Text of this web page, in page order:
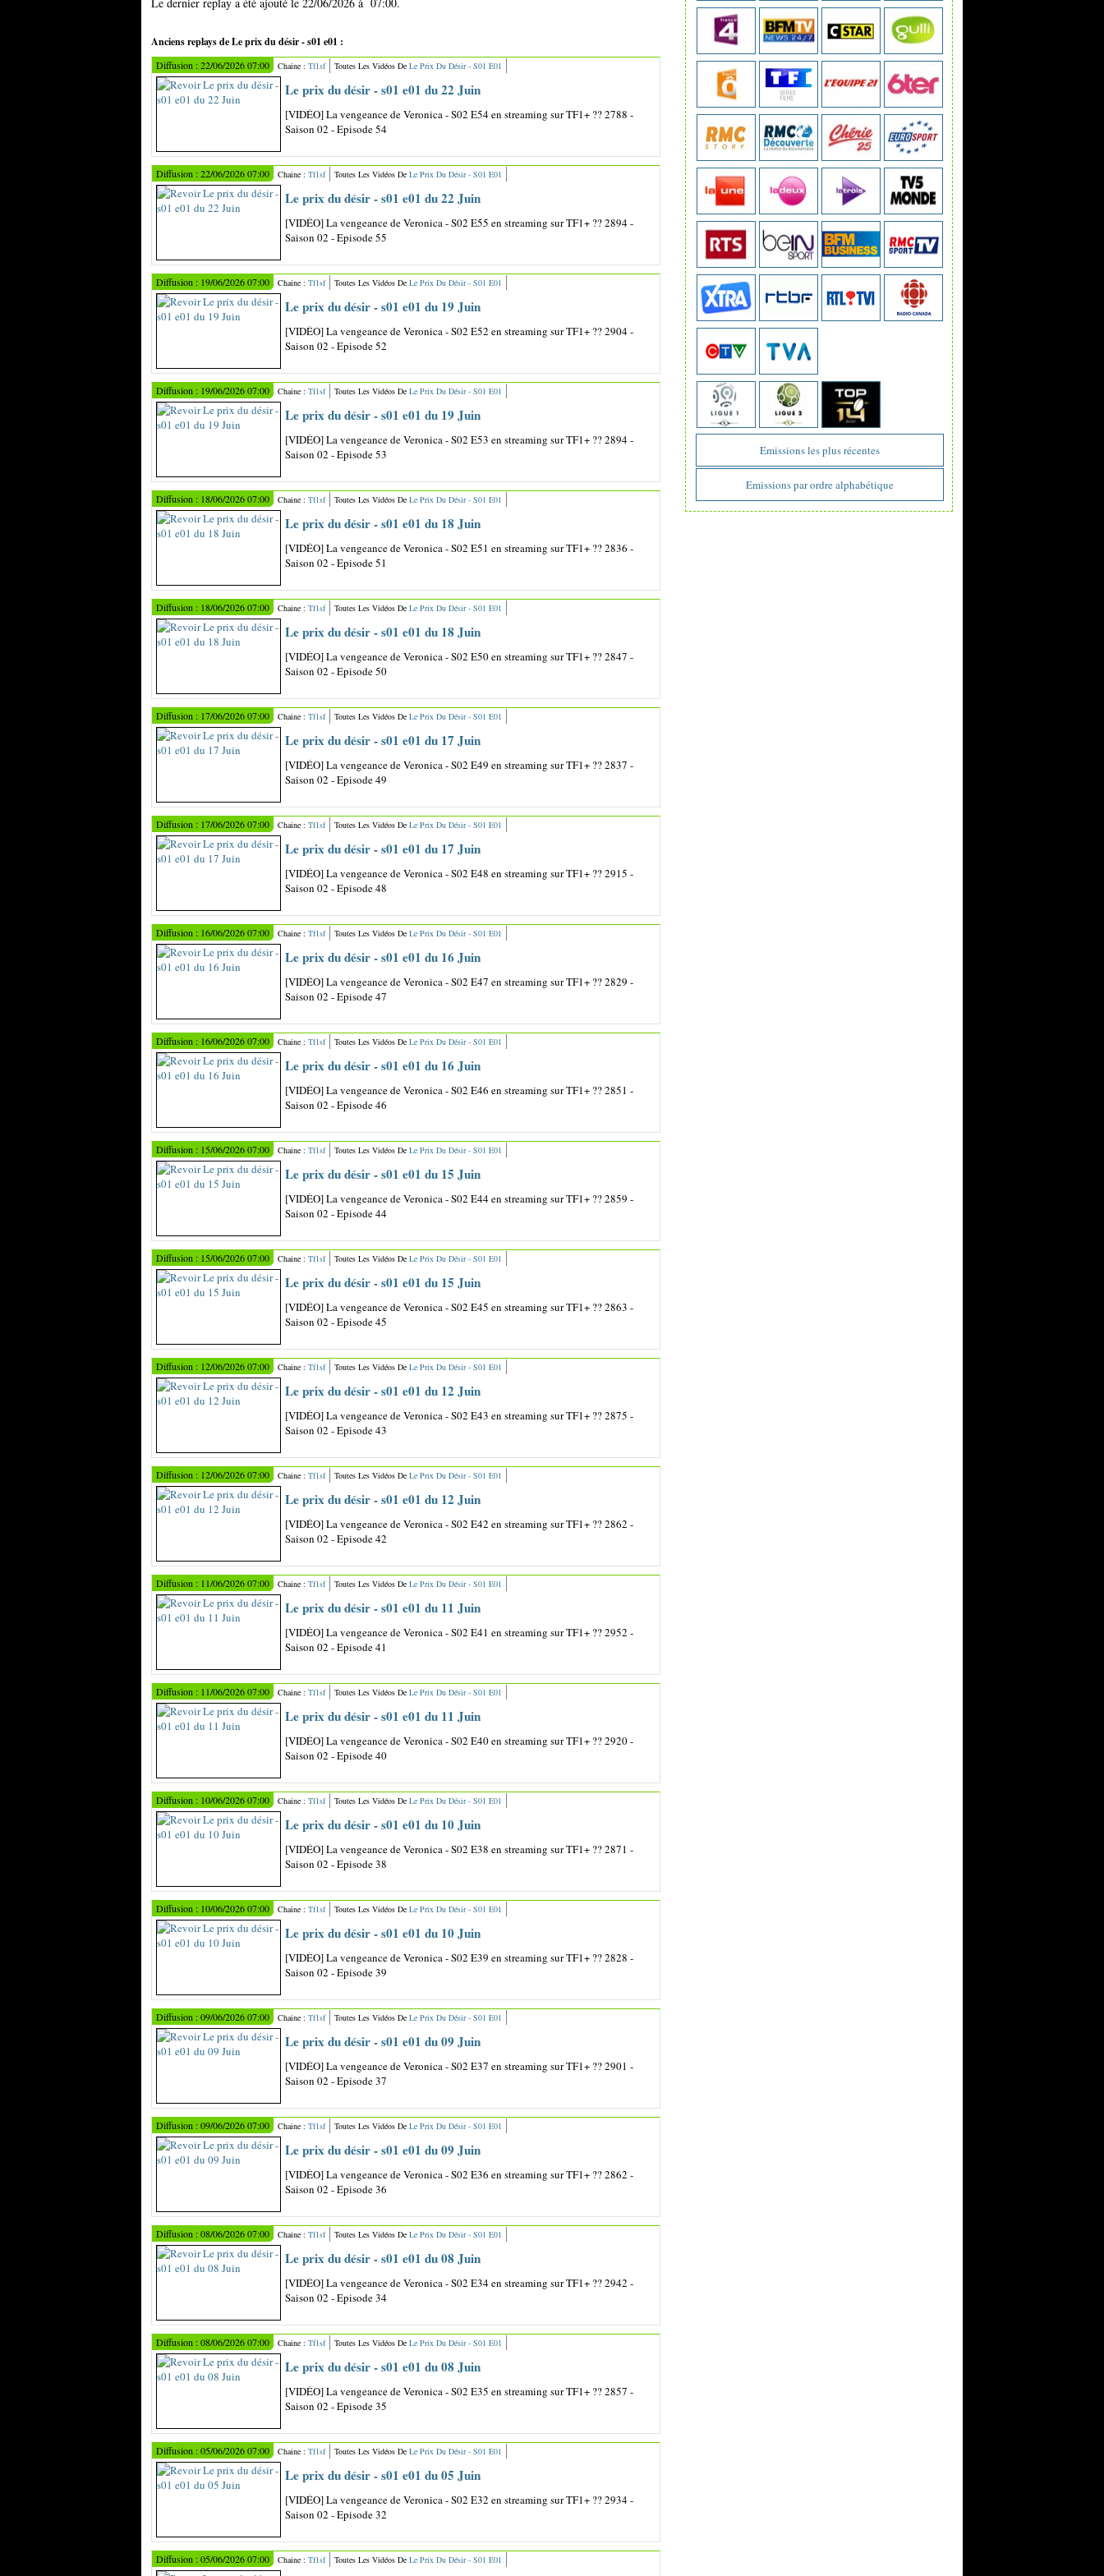
Emissions les plus récentes
Emissions par ordre alphabétique
Anciens replays de Le prix du désir - s01 e01 :
Diffusion : 22/06/2026 07:00 Chaine : Tf1sf Toutes Les Vidéos De Le Prix Du Désir - S01 E01
Le prix du désir - s01 e01 du 22 Juin
[VIDÉO] La vengeance de Veronica - S02 E54 en streaming sur TF1+ ?? 2788 -
Saison 02 - Episode 54
Diffusion : 22/06/2026 07:00 Chaine : Tf1sf Toutes Les Vidéos De Le Prix Du Désir - S01 E01
Le prix du désir - s01 e01 du 22 Juin
[VIDÉO] La vengeance de Veronica - S02 E55 en streaming sur TF1+ ?? 2894 -
Saison 02 - Episode 55
Diffusion : 19/06/2026 07:00 Chaine : Tf1sf Toutes Les Vidéos De Le Prix Du Désir - S01 E01
Le prix du désir - s01 e01 du 19 Juin
[VIDÉO] La vengeance de Veronica - S02 E52 en streaming sur TF1+ ?? 2904 -
Saison 02 - Episode 52
Diffusion : 19/06/2026 07:00 Chaine : Tf1sf Toutes Les Vidéos De Le Prix Du Désir - S01 E01
Le prix du désir - s01 e01 du 19 Juin
[VIDÉO] La vengeance de Veronica - S02 E53 en streaming sur TF1+ ?? 2894 -
Saison 02 - Episode 53
Diffusion : 18/06/2026 07:00 Chaine : Tf1sf Toutes Les Vidéos De Le Prix Du Désir - S01 E01
Le prix du désir - s01 e01 du 18 Juin
[VIDÉO] La vengeance de Veronica - S02 E51 en streaming sur TF1+ ?? 2836 -
Saison 02 - Episode 51
Diffusion : 18/06/2026 07:00 Chaine : Tf1sf Toutes Les Vidéos De Le Prix Du Désir - S01 E01
Le prix du désir - s01 e01 du 18 Juin
[VIDÉO] La vengeance de Veronica - S02 E50 en streaming sur TF1+ ?? 2847 -
Saison 02 - Episode 50
Diffusion : 17/06/2026 07:00 Chaine : Tf1sf Toutes Les Vidéos De Le Prix Du Désir - S01 E01
Le prix du désir - s01 e01 du 17 Juin
[VIDÉO] La vengeance de Veronica - S02 E49 en streaming sur TF1+ ?? 2837 -
Saison 02 - Episode 49
Diffusion : 17/06/2026 07:00 Chaine : Tf1sf Toutes Les Vidéos De Le Prix Du Désir - S01 E01
Le prix du désir - s01 e01 du 17 Juin
[VIDÉO] La vengeance de Veronica - S02 E48 en streaming sur TF1+ ?? 2915 -
Saison 02 - Episode 48
Diffusion : 16/06/2026 07:00 Chaine : Tf1sf Toutes Les Vidéos De Le Prix Du Désir - S01 E01
Le prix du désir - s01 e01 du 16 Juin
[VIDÉO] La vengeance de Veronica - S02 E47 en streaming sur TF1+ ?? 2829 -
Saison 02 - Episode 47
Diffusion : 16/06/2026 07:00 Chaine : Tf1sf Toutes Les Vidéos De Le Prix Du Désir - S01 E01
Le prix du désir - s01 e01 du 16 Juin
[VIDÉO] La vengeance de Veronica - S02 E46 en streaming sur TF1+ ?? 2851 -
Saison 02 - Episode 46
Diffusion : 15/06/2026 07:00 Chaine : Tf1sf Toutes Les Vidéos De Le Prix Du Désir - S01 E01
Le prix du désir - s01 e01 du 15 Juin
[VIDÉO] La vengeance de Veronica - S02 E44 en streaming sur TF1+ ?? 2859 -
Saison 02 - Episode 44
Diffusion : 15/06/2026 07:00 Chaine : Tf1sf Toutes Les Vidéos De Le Prix Du Désir - S01 E01
Le prix du désir - s01 e01 du 15 Juin
[VIDÉO] La vengeance de Veronica - S02 E45 en streaming sur TF1+ ?? 2863 -
Saison 02 - Episode 45
Diffusion : 12/06/2026 07:00 Chaine : Tf1sf Toutes Les Vidéos De Le Prix Du Désir - S01 E01
Le prix du désir - s01 e01 du 12 Juin
[VIDÉO] La vengeance de Veronica - S02 E43 en streaming sur TF1+ ?? 2875 -
Saison 02 - Episode 43
Diffusion : 12/06/2026 07:00 Chaine : Tf1sf Toutes Les Vidéos De Le Prix Du Désir - S01 E01
Le prix du désir - s01 e01 du 12 Juin
[VIDÉO] La vengeance de Veronica - S02 E42 en streaming sur TF1+ ?? 2862 -
Saison 02 - Episode 42
Diffusion : 11/06/2026 07:00 Chaine : Tf1sf Toutes Les Vidéos De Le Prix Du Désir - S01 E01
Le prix du désir - s01 e01 du 11 Juin
[VIDÉO] La vengeance de Veronica - S02 E41 en streaming sur TF1+ ?? 2952 -
Saison 02 - Episode 41
Diffusion : 11/06/2026 07:00 Chaine : Tf1sf Toutes Les Vidéos De Le Prix Du Désir - S01 E01
Le prix du désir - s01 e01 du 11 Juin
[VIDÉO] La vengeance de Veronica - S02 E40 en streaming sur TF1+ ?? 2920 -
Saison 02 - Episode 40
Diffusion : 10/06/2026 07:00 Chaine : Tf1sf Toutes Les Vidéos De Le Prix Du Désir - S01 E01
Le prix du désir - s01 e01 du 10 Juin
[VIDÉO] La vengeance de Veronica - S02 E38 en streaming sur TF1+ ?? 2871 -
Saison 02 - Episode 38
Diffusion : 10/06/2026 07:00 Chaine : Tf1sf Toutes Les Vidéos De Le Prix Du Désir - S01 E01
Le prix du désir - s01 e01 du 10 Juin
[VIDÉO] La vengeance de Veronica - S02 E39 en streaming sur TF1+ ?? 2828 -
Saison 02 - Episode 39
Diffusion : 09/06/2026 07:00 Chaine : Tf1sf Toutes Les Vidéos De Le Prix Du Désir - S01 E01
Le prix du désir - s01 e01 du 09 Juin
[VIDÉO] La vengeance de Veronica - S02 E37 en streaming sur TF1+ ?? 2901 -
Saison 02 - Episode 37
Diffusion : 09/06/2026 07:00 Chaine : Tf1sf Toutes Les Vidéos De Le Prix Du Désir - S01 E01
Le prix du désir - s01 e01 du 09 Juin
[VIDÉO] La vengeance de Veronica - S02 E36 en streaming sur TF1+ ?? 2862 -
Saison 02 - Episode 36
Diffusion : 08/06/2026 07:00 Chaine : Tf1sf Toutes Les Vidéos De Le Prix Du Désir - S01 E01
Le prix du désir - s01 e01 du 08 Juin
[VIDÉO] La vengeance de Veronica - S02 E34 en streaming sur TF1+ ?? 2942 -
Saison 02 - Episode 34
Diffusion : 08/06/2026 07:00 Chaine : Tf1sf Toutes Les Vidéos De Le Prix Du Désir - S01 E01
Le prix du désir - s01 e01 du 08 Juin
[VIDÉO] La vengeance de Veronica - S02 E35 en streaming sur TF1+ ?? 2857 -
Saison 02 - Episode 35
Diffusion : 05/06/2026 07:00 Chaine : Tf1sf Toutes Les Vidéos De Le Prix Du Désir - S01 E01
Le prix du désir - s01 e01 du 05 Juin
[VIDÉO] La vengeance de Veronica - S02 E32 en streaming sur TF1+ ?? 2934 -
Saison 02 - Episode 32
Diffusion : 05/06/2026 07:00 Chaine : Tf1sf Toutes Les Vidéos De Le Prix Du Désir - S01 E01